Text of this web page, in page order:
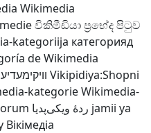
Wikimedia
විකිමීඩියා ප්‍රභේද පිටුව
kategoriija категорияд
de Wikimedia
Vikipidiya:Shopni
kategorieWikimedia-
ردهٔ ویکی‌پدیا jamii ya